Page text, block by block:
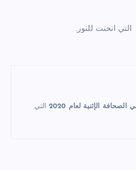
انحنت للنور.
الإثنية لعام 2020
التي